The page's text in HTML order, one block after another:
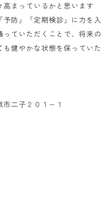
まっているかと思います
防」「定期検診」に力を入
ていただくことで、将来の
健やかな状態を保っていた
二子２０１−１